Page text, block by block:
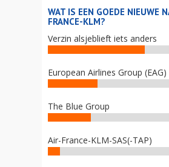
WAT IS EEN GOEDE NIEUWE
FRANCE-KLM?
Verzin alsjeblieft iets anders
European Airlines Group (EAG)
The Blue Group
Air-France-KLM-SAS(-TAP)